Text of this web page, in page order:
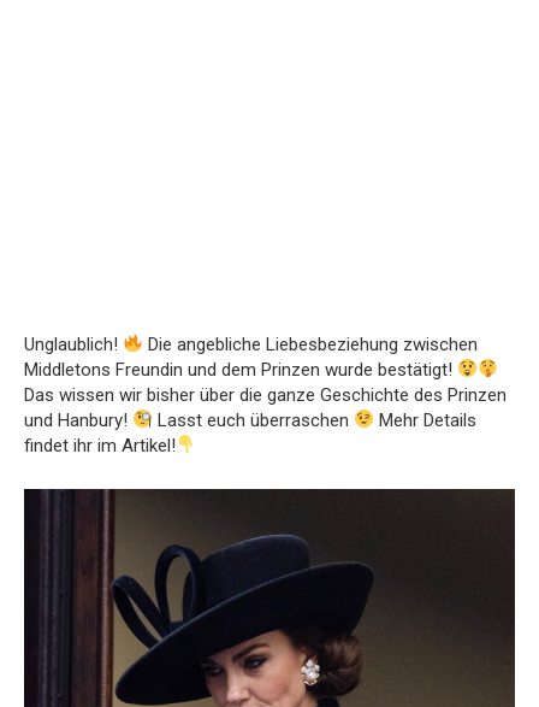
Unglaublich!
Die angebliche Liebesbeziehung zwischen
Middletons Freundin und dem Prinzen wurde bestätigt!
Das wissen wir bisher über die ganze Geschichte des Prinzen
und Hanbury!
Lasst euch überraschen
Mehr Details
findet ihr im Artikel!